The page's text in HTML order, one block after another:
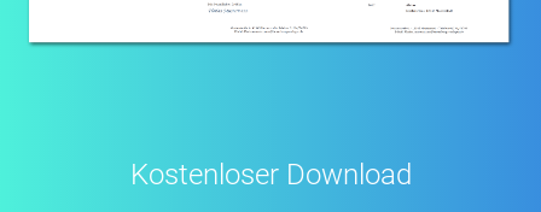
Kostenloser Download